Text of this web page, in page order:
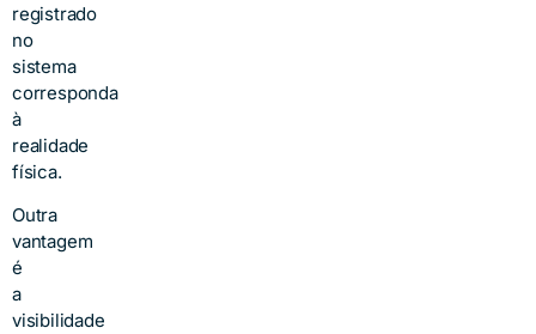
registrado
no
sistema
corresponda
à
realidade
física.
Outra
vantagem
é
a
visibilidade